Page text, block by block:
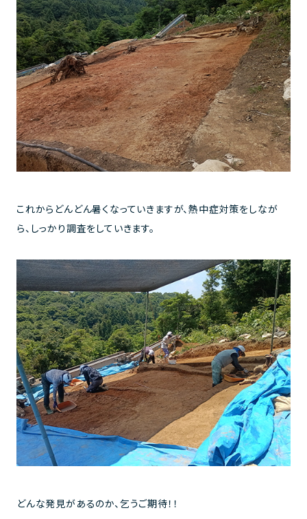
これからどんどん暑くなっていきますが、熱中症対策をしなが
ら、しっかり調査をしていきます。
どんな発見があるのか、乞うご期待！！